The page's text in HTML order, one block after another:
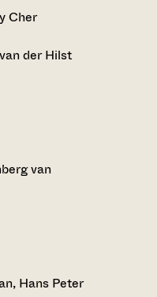
Cher
der Hilst
van
Hans Peter